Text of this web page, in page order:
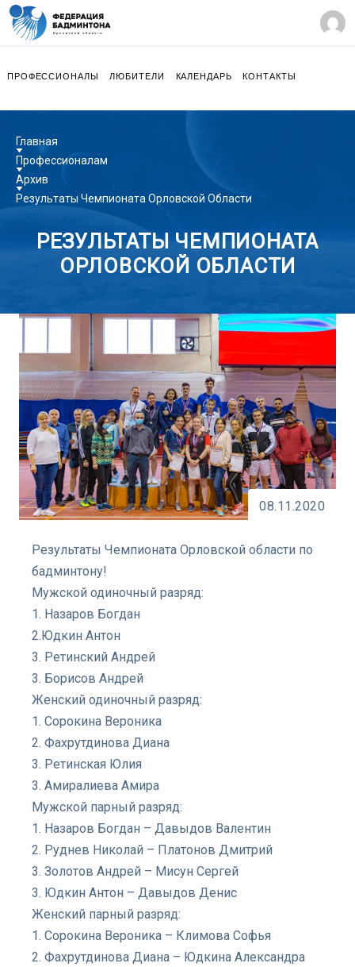
ПРОФЕССИОНАЛЫ ЛЮБИТЕЛИ КАЛЕНДАРЬ КОНТАКТЫ
Главная
Профессионалам
Архив
Результаты Чемпионата Орловской Области
РЕЗУЛЬТАТЫ ЧЕМПИОНАТА
ОРЛОВСКОЙ ОБЛАСТИ
08.11.2020
Результаты Чемпионата Орловской области по
бадминтону!
Мужской одиночный разряд:
1. Назаров Богдан
2.Юдкин Антон
3. Ретинский Андрей
3. Борисов Андрей
Женский одиночный разряд:
1. Сорокина Вероника
2. Фахрутдинова Диана
3. Ретинская Юлия
3. Амиралиева Амира
Мужской парный разряд:
1. Назаров Богдан – Давыдов Валентин
2. Руднев Николай – Платонов Дмитрий
3. Золотов Андрей – Мисун Сергей
3. Юдкин Антон – Давыдов Денис
Женский парный разряд:
1. Сорокина Вероника – Климова Софья
2. Фахрутдинова Диана – Юдкина Александра